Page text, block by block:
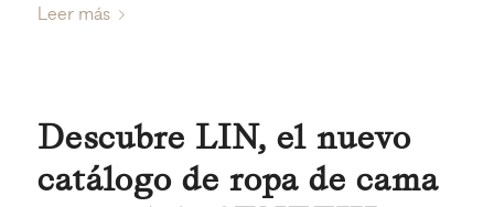
Leer más
Descubre LIN, el nuevo
catálogo de ropa de cama